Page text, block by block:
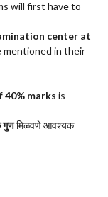
will first have to
center at
mentioned in their
40% marks is
गुणमिळवणे आवश्यक